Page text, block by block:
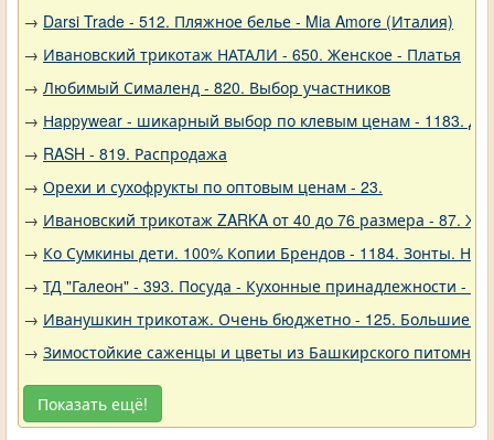
→ Darsi Trade - 512. Пляжное белье - Mia Amore (Италия)
→ Ивановский трикотаж НАТАЛИ - 650. Женское - Платья
→ Любимый Сималенд - 820. Выбор участников
→ Нappywear - шикарный выбор по клевым ценам - 1183.
→ RASH - 819. Распродажа
→ Орехи и сухофрукты по оптовым ценам - 23.
→ Ивановский трикотаж ZARKA от 40 до 76 размера - 87.
→ Ко Сумкины дети. 100% Копии Брендов - 1184. Зонты.
→ ТД "Галеон" - 393. Посуда - Кухонные принадлежности -
→ Иванушкин трикотаж. Очень бюджетно - 125. Большие
→ Зимостойкие саженцы и цветы из Башкирского
Показать ещё!